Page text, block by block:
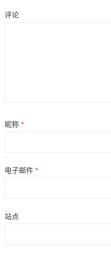
评论
昵称 *
电子邮件 *
站点